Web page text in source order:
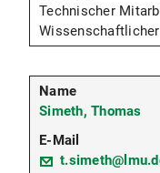
Technischer
Simeth, Thomas